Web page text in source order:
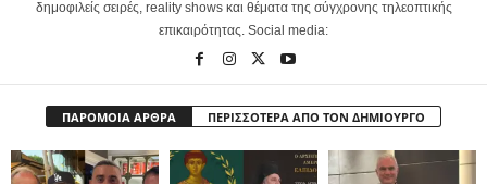
δημοφιλείς σειρές, reality shows και θέματα της σύγχρονης τηλεοπτικής
επικαιρότητας. Social media:
ΠΑΡΟΜΟΙΑ ΑΡΘΡΑ ΠΕΡΙΣΣΟΤΕΡΑ ΑΠΟ ΤΟΝ ΔΗΜΙΟΥΡΓΟ